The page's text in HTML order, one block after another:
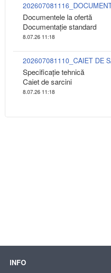
Documentele la ofertă
Documentație standard
8.07.26 11:18
202607081110_CAIET DE
Specificaţie tehnică
Caiet de sarcini
8.07.26 11:18
INFO